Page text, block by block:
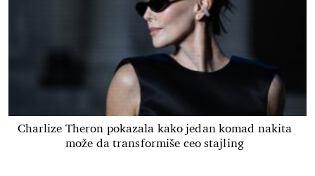
Charlize Theron pokazala kako jedan komad nakita
može da transformiše ceo stajling